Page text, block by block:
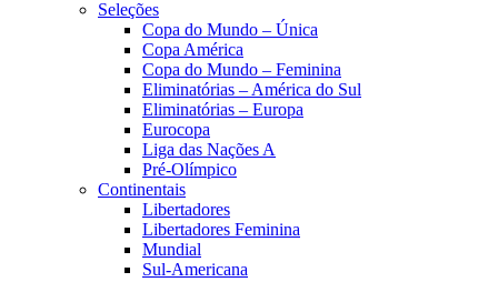
Seleções
Copa do Mundo – Única
Copa América
Copa do Mundo – Feminina
Eliminatórias – América do Sul
Eliminatórias – Europa
Eurocopa
Liga das Nações A
Pré-Olímpico
Continentais
Libertadores
Libertadores Feminina
Mundial
Sul-Americana